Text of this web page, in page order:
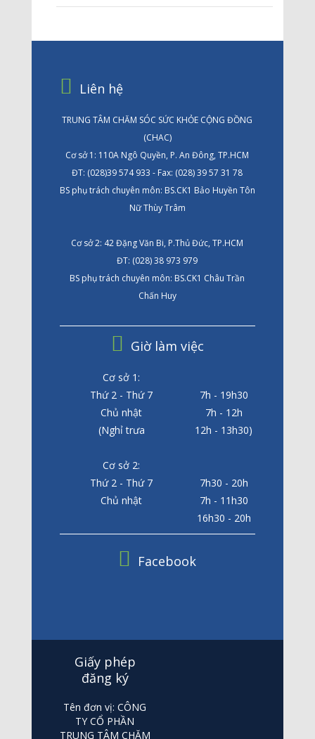
Liên hệ
TRUNG TÂM CHĂM SÓC SỨC KHỎE CỘNG ĐỒNG
(CHAC)
Cơ sở 1: 110A Ngô Quyền, P. An Đông, TP.HCM
ĐT: (028)39 574 933 - Fax: (028) 39 57 31 78
BS phụ trách chuyên môn: BS.CK1 Bảo Huyền Tôn
Nữ Thùy Trâm
Cơ sở 2: 42 Đặng Văn Bi, P.Thủ Đức, TP.HCM
ĐT: (028) 38 973 979
BS phụ trách chuyên môn: BS.CK1 Châu Trần
Chấn Huy
Giờ làm việc
Cơ sở 1:
Thứ 2 - Thứ 7
7h - 19h30
Chủ nhật
7h - 12h
(Nghỉ trưa
12h - 13h30)
Cơ sở 2:
Thứ 2 - Thứ 7
7h30 - 20h
Chủ nhật
7h - 11h30
16h30 - 20h
Facebook
Giấy phép
đăng ký
Tên đơn vị: CÔNG
TY CỔ PHẦN
TRUNG TÂM CHĂM